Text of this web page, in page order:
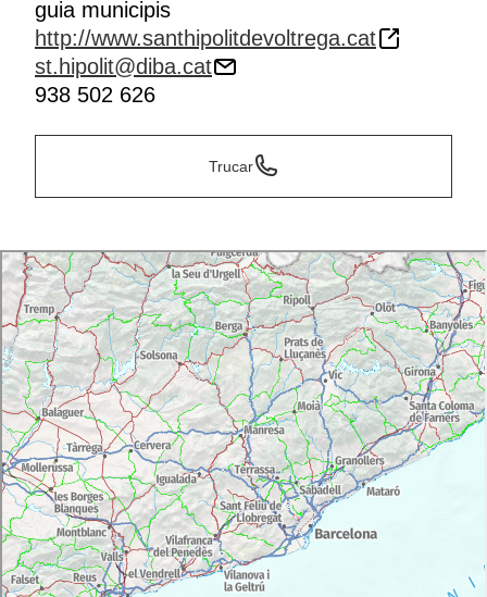
guia municipis
http://www.santhipolitdevoltrega.cat
st.hipolit@diba.cat
938 502 626
Trucar